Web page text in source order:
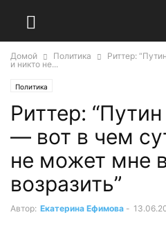
Домой Политика
Риттер:
и никто не...
Политика
Риттер:
— вот в чем
не может мне
возразить”
Автор: Екатерина Ефимова -